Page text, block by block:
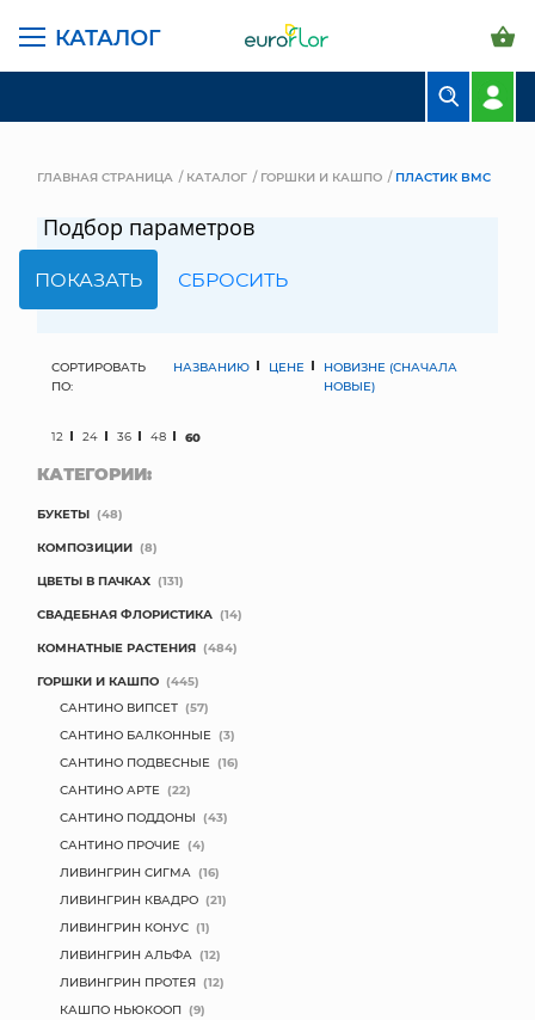
КАТАЛОГ
ГОРШКИ И КАШПО
СУНДУКИ
ИСКУССТВЕННЫЕ ЦВЕТЫ
ПАКЕТЫ И СУМКИ
ПОДАРОЧНЫЕ КАРТЫ
ТОРГОВЫЙ ЦЕНТР
ГЛАВНАЯ СТРАНИЦА КАТАЛОГ ГОРШКИ И КАШПО ПЛАСТИК BMC
Подбор параметров
СОРТИРОВАТЬ
ПО:
НАЗВАНИЮ ЦЕНЕ
НОВИЗНЕ (СНАЧАЛА
НОВЫЕ)
12 24 36 48 60
КАТЕГОРИИ:
БУКЕТЫ (48)
КОМПОЗИЦИИ (8)
ЦВЕТЫ В ПАЧКАХ (131)
СВАДЕБНАЯ ФЛОРИСТИКА (14)
КОМНАТНЫЕ РАСТЕНИЯ (484)
ГОРШКИ И КАШПО (445)
САНТИНО ВИПСЕТ (57)
САНТИНО БАЛКОННЫЕ (3)
САНТИНО ПОДВЕСНЫЕ (16)
САНТИНО АРТЕ (22)
САНТИНО ПОДДОНЫ (43)
САНТИНО ПРОЧИЕ (4)
ЛИВИНГРИН СИГМА (16)
ЛИВИНГРИН КВАДРО (21)
ЛИВИНГРИН КОНУС (1)
ЛИВИНГРИН АЛЬФА (12)
ЛИВИНГРИН ПРОТЕЯ (12)
КАШПО НЬЮКООП (9)